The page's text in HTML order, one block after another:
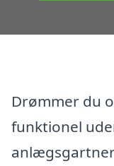
Drømmer du
funktionel